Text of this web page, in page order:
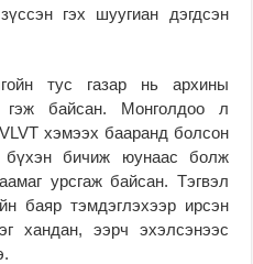
гэх шуугиан дэгдсэн
тус газар нь архины
гэж байсан. Монголдоо л
хэмээх бааранд болсон
бүхэн бичиж юунаас болж
урсгаж байсан. Тэгвэл
баяр тэмдэглэхээр ирсэн
хандан, ээрч эхэлсэнээс